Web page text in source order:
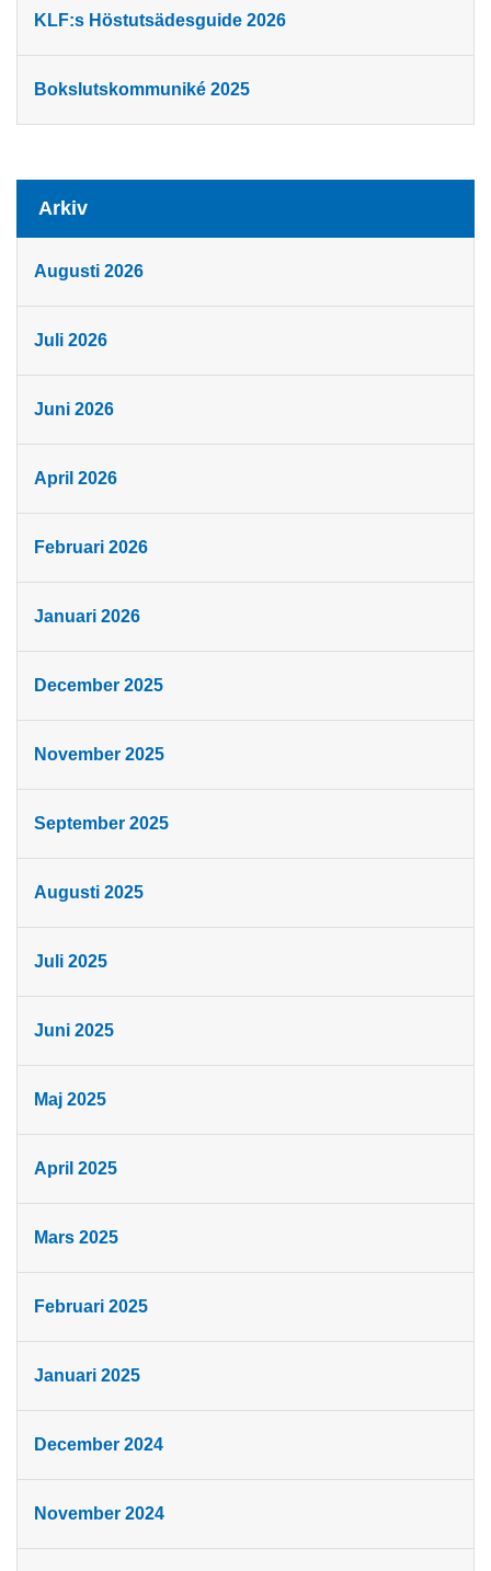
KLF:s Höstutsädesguide 2026
Bokslutskommuniké 2025
Arkiv
Augusti 2026
Juli 2026
Juni 2026
April 2026
Februari 2026
Januari 2026
December 2025
November 2025
September 2025
Augusti 2025
Juli 2025
Juni 2025
Maj 2025
April 2025
Mars 2025
Februari 2025
Januari 2025
December 2024
November 2024